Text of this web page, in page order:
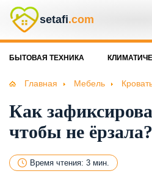
setafi.com
БЫТОВАЯ ТЕХНИКА
Главная Мебель
Как
чтобы не ёрзала?
Время чтения: 3 мин.